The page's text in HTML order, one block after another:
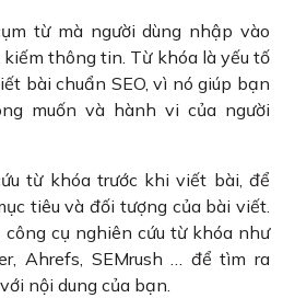
từ mà người dùng nhập vào
thông tin. Từ khóa là yếu tố
bài chuẩn SEO, vì nó giúp bạn
muốn và hành vi của người
từ khóa trước khi viết bài, để
tiêu và đối tượng của bài viết.
cụ nghiên cứu từ khóa như
Ahrefs, SEMrush … để tìm ra
nội dung của bạn.